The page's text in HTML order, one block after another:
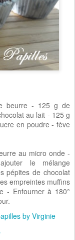
beurre - 125 g de
au lait - 125 g
en poudre - fève
au micro onde -
le mélange
pépites de chocolat
empreintes muffins
- Enfourner à 180°
by Virginie